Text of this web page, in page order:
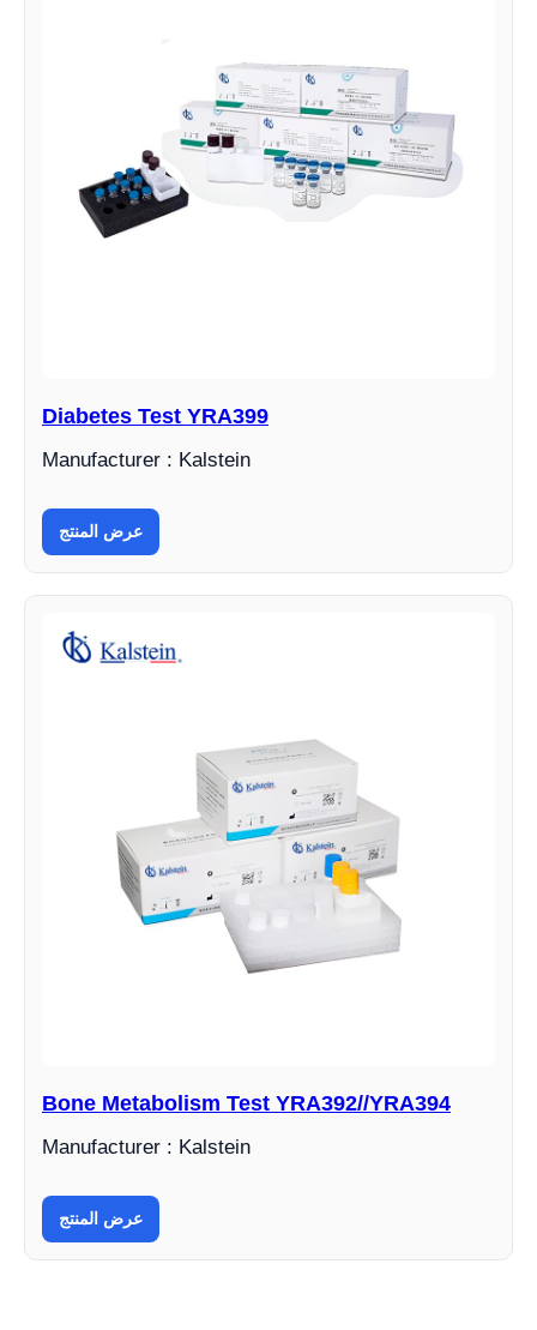
Diabetes Test YRA399
Manufacturer : Kalstein
عرض المنتج
Bone Metabolism Test YRA392//YRA394
Manufacturer : Kalstein
عرض المنتج